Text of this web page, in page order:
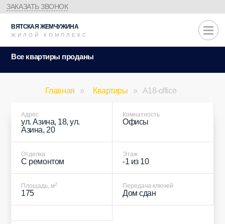
ВЯТСКАЯ ЖЕМЧУЖИНА
ЖИЛОЙ КОМПЛЕКС
ЗАКАЗАТЬ ЗВОНОК
Все квартиры проданы
Главная » Квартиры » A18-office
Адрес
ул. Азина, 18,ул.
Азина, 20
Комнатность
Офисы
Отделка
С ремонтом
Этаж
-1 из 10
Площадь, м2
175
Передача ключей
Дом сдан